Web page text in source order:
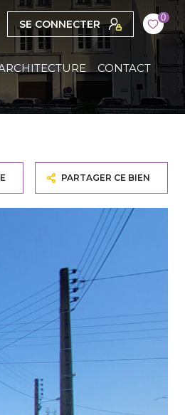
SE CONNECTER
0
CONTACT
PARTAGER CE BIEN